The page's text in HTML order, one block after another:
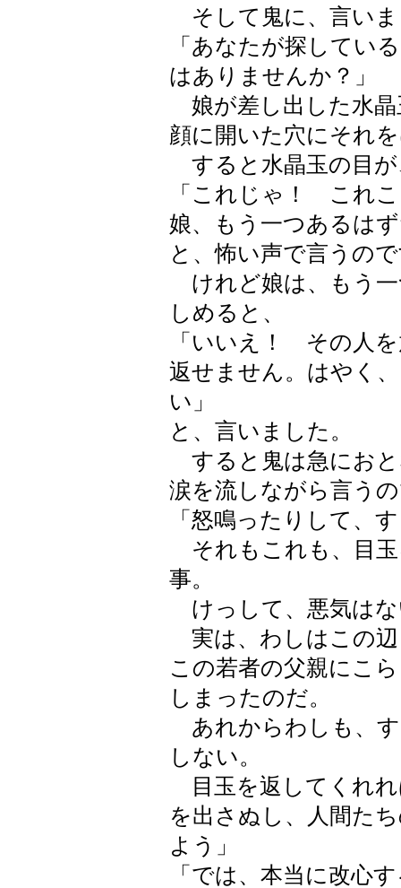
そして鬼に、言い
「あなたが探してい
はありませんか？」
娘が差し出した水晶
顔に開いた穴にそれ
すると水晶玉の目
「これじゃ！ これ
娘、もう一つあるは
と、怖い声で言うの
けれど娘は、もう
しめると、
「いいえ！ その人
返せません。はやく
い」
と、言いました。
すると鬼は急にお
涙を流しながら言う
「怒鳴ったりして、
それもこれも、目
事。
けっして、悪気は
実は、わしはこの
この若者の父親にこ
しまったのだ。
あれからわしも、
しない。
目玉を返してくれ
を出さぬし、人間た
よう」
「では、本当に改心